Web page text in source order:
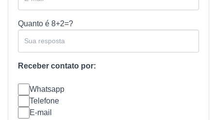
Quanto é 8+2=?
Receber contato por:
Whatsapp
Telefone
E-mail